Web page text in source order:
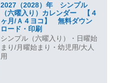
2027（2028）年 シンプル
（六曜入り）カレンダー 【４
ヶ月/Ａ４ヨコ】 無料ダウン
ロード・印刷
シンプル（六曜入り）・日曜始
まり/月曜始まり・幼児用/大人
用